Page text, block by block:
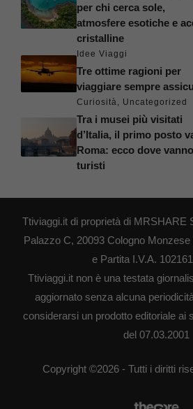
per chi cerca sole,
atmosfere esotiche e
cristalline
Idee Viaggi
Tre ottime ragioni per
viaggiare sempre
Curiosità, Uncategorized
Tra i musei più visitati
d’Italia, il primo posto
Roma: ecco dove
turisti
Ttiviaggi.it di proprietà di MRSHARE
Palazzo C, 20093 Cologno
e Partita I.V.A.
Ttiviaggi.it non è una testata
aggiornato senza alcuna
considerarsi un prodotto editoriale ai
del 07.03.2001
Copyright ©2026 - Tutti i diritti